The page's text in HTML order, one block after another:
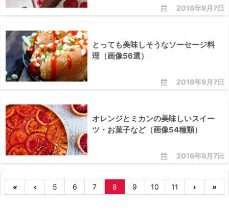
2016年9月7日
2016年9月7日
とっても美味しそうなソーセージ料
理（画像56選）
2016年9月7日
オレンジとミカンの美味しいスイー
ツ・お菓子など（画像54種類）
« ‹ 5 6 7 8 9 10 11 › »